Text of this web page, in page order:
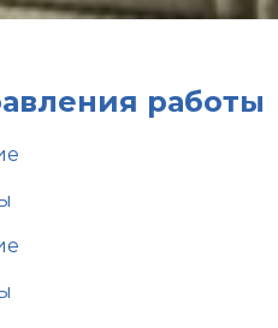
работы